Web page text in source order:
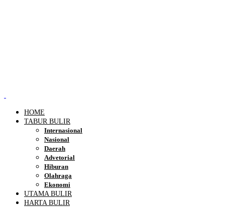
HOME
TABUR BULIR
Internasional
Nasional
Daerah
Advetorial
Hiburan
Olahraga
Ekonomi
UTAMA BULIR
HARTA BULIR